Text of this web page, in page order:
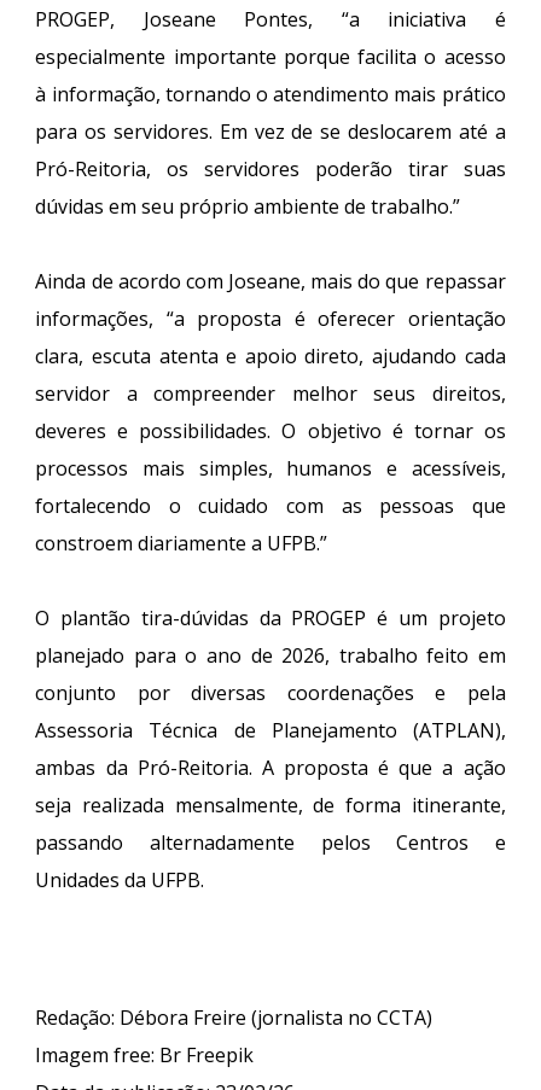
PROGEP, Joseane Pontes, “a iniciativa é
especialmente importante porque facilita o acesso
à informação, tornando o atendimento mais prático
para os servidores. Em vez de se deslocarem até a
Pró-Reitoria, os servidores poderão tirar suas
dúvidas em seu próprio ambiente de trabalho.”
Ainda de acordo com Joseane, mais do que repassar
informações, “a proposta é oferecer orientação
clara, escuta atenta e apoio direto, ajudando cada
servidor a compreender melhor seus direitos,
deveres e possibilidades. O objetivo é tornar os
processos mais simples, humanos e acessíveis,
fortalecendo o cuidado com as pessoas que
constroem diariamente a UFPB.”
O plantão tira-dúvidas da PROGEP é um projeto
planejado para o ano de 2026, trabalho feito em
conjunto por diversas coordenações e pela
Assessoria Técnica de Planejamento (ATPLAN),
ambas da Pró-Reitoria. A proposta é que a ação
seja realizada mensalmente, de forma itinerante,
passando alternadamente pelos Centros e
Unidades da UFPB.
Redação: Débora Freire (jornalista no CCTA)
Imagem free: Br Freepik